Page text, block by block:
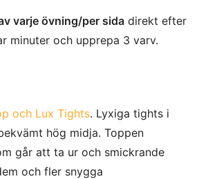
varje övning/per sida direkt efter
minuter och upprepa 3 varv.
och Lux Tights. Lyxiga tights i
hög midja. Toppen
går att ta ur och smickrande
och fler snygga